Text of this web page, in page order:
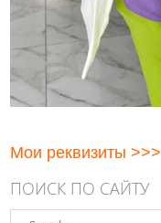
Мои реквизиты >>>
ПОИСК ПО САЙТУ